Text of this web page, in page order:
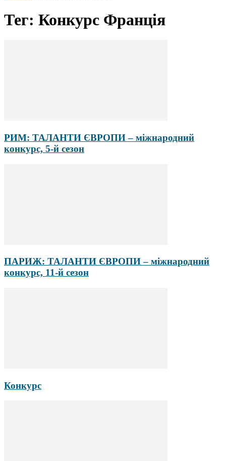
Тег: Конкурс Франція
РИМ: ТАЛАНТИ ЄВРОПИ – міжнародний
конкурс, 5-й сезон
ПАРИЖ: ТАЛАНТИ ЄВРОПИ – міжнародний
конкурс, 11-й сезон
Конкурс